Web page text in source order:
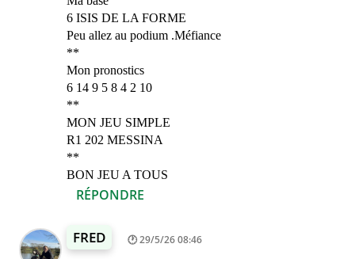
6 ISIS DE LA FORME
Peu allez au podium .Méfiance
**
Mon pronostics
6 14 9 5 8 4 2 10
**
MON JEU SIMPLE
R1 202 MESSINA
**
BON JEU A TOUS
RÉPONDRE
FRED 29/5/26 08:46